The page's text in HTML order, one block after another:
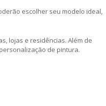
escolher seu modelo ideal,
lojas e residências. Além de
de pintura.